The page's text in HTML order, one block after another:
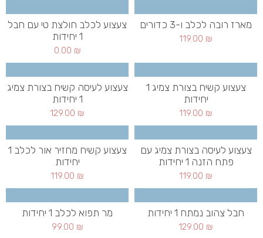
מארז רובה לכלב ו-3 כדורים
119.00 ₪
צעצוע לכלב חולצת טי עם חבל
1 יחידות
0.00 ₪
צעצוע קשיח בצורת צמיג 1
יחידות
119.00 ₪
צעצוע לעיסה קשיח בצורת צמיג
1 יחידות
129.00 ₪
צעצוע לעיסה בצורת צמיג עם
פתח הזנה 1 יחידות
119.00 ₪
צעצוע קשיח מחזיר אור לכלב 1
יחידות
119.00 ₪
חבל צהוב נמתח 1 יחידות
129.00 ₪
מר תפוא לכלב 1 יחידות
99.00 ₪